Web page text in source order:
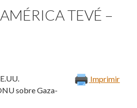
TEVÉ –
Imprimir
sobre Gaza-